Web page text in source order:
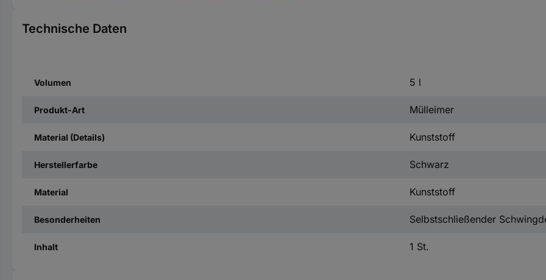
Technische Daten
Volumen 5 l
Produkt-Art Mülleimer
Material (Details) Kunststoff
Herstellerfarbe Schwarz
Material Kunststoff
Besonderheiten Selbstschließender
Inhalt 1 St.